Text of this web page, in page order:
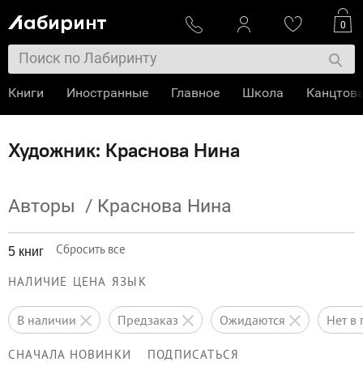
Художник: Краснова Нина
Авторы / Краснова Нина
5 книг Сбросить все
НАЛИЧИЕ ЦЕНА ЯЗЫК
в наличии предзаказ ожидаются нет
СНАЧАЛА НОВИНКИ ПОДПИСАТЬСЯ
0
Книги Иностранные Главное Школа